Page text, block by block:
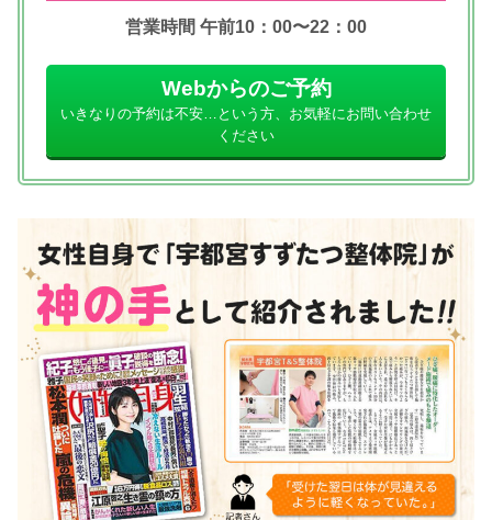
営業時間 午前10：00〜22：00
Webからのご予約
いきなりの予約は不安…という方、お気軽にお問い合わせ
ください